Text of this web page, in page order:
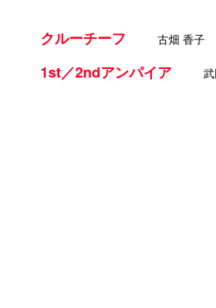
クルーチーフ 古畑 香子
1st／2ndアンパイア